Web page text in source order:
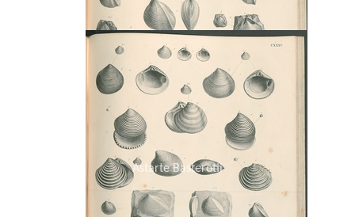
Astarte Basterotii